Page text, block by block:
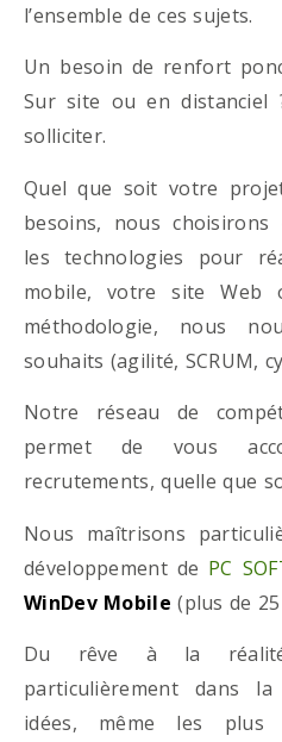
l’ensemble de ces sujets.
Un besoin de renfort
Sur site ou en distanciel
solliciter.
Quel que soit votre
besoins, nous
les technologies pour
mobile, votre site Web
méthodologie, nous
souhaits (agilité, SCRUM,
Notre réseau de
permet de vous
recrutements, quelle que
Nous maîtrisons
développement de PC
WinDev Mobile (plus de
Du rêve à la
particulièrement dans
idées, même les plus